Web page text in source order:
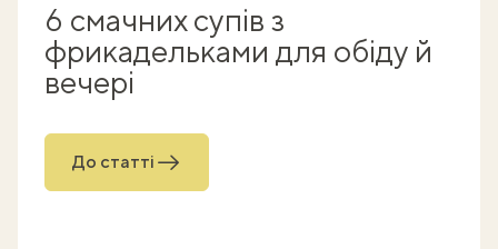
6 смачних супів з
фрикадельками для обіду й
вечері
До статті